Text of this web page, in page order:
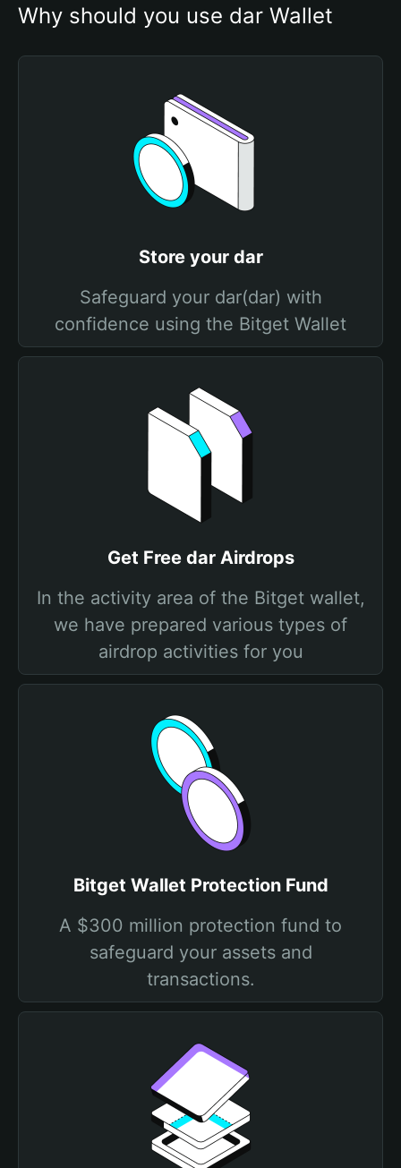
Why should you use dar Wallet
Store your dar
Safeguard your dar(dar) with
confidence using the Bitget Wallet
Get Free dar Airdrops
In the activity area of the Bitget wallet,
we have prepared various types of
airdrop activities for you
Bitget Wallet Protection Fund
A $300 million protection fund to
safeguard your assets and
transactions.